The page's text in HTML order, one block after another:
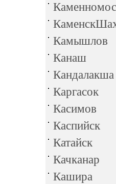
Камышлов
Канаш
Кандалакша
Каргасок
Касимов
Каспийск
Катайск
Качканар
Кашира